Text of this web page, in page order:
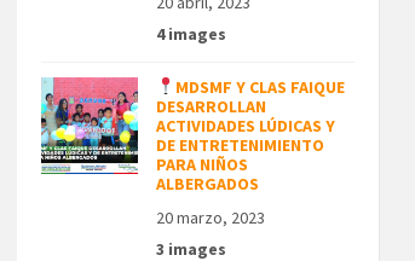
4 images
MDSMF Y CLAS FAIQUE
DESARROLLAN
ACTIVIDADES LÚDICAS Y
DE ENTRETENIMIENTO
PARA NIÑOS
ALBERGADOS
20 marzo, 2023
3 images